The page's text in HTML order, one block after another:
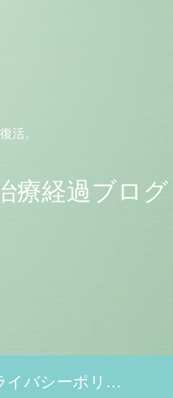
活。
療経過ブログ
プライバシーポリシー